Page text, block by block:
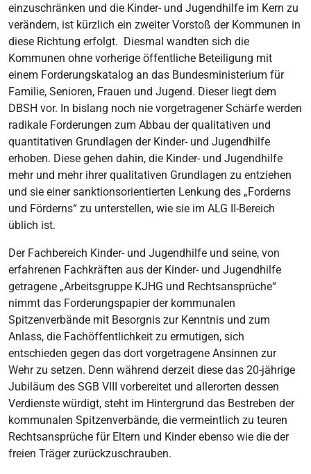
einzuschränken und die Kinder- und Jugendhilfe im Kern zu
verändern, ist kürzlich ein zweiter Vorstoß der Kommunen in
diese Richtung erfolgt. Diesmal wandten sich die
Kommunen ohne vorherige öffentliche Beteiligung mit
einem Forderungskatalog an das Bundesministerium für
Familie, Senioren, Frauen und Jugend. Dieser liegt dem
DBSH vor. In bislang noch nie vorgetragener Schärfe werden
radikale Forderungen zum Abbau der qualitativen und
quantitativen Grundlagen der Kinder- und Jugendhilfe
erhoben. Diese gehen dahin, die Kinder- und Jugendhilfe
mehr und mehr ihrer qualitativen Grundlagen zu entziehen
und sie einer sanktionsorientierten Lenkung des „Forderns
und Förderns“ zu unterstellen, wie sie im ALG II-Bereich
üblich ist.
Der Fachbereich Kinder- und Jugendhilfe und seine, von
erfahrenen Fachkräften aus der Kinder- und Jugendhilfe
getragene „Arbeitsgruppe KJHG und Rechtsansprüche“
nimmt das Forderungspapier der kommunalen
Spitzenverbände mit Besorgnis zur Kenntnis und zum
Anlass, die Fachöffentlichkeit zu ermutigen, sich
entschieden gegen das dort vorgetragene Ansinnen zur
Wehr zu setzen. Denn während derzeit diese das 20-jährige
Jubiläum des SGB VIII vorbereitet und allerorten dessen
Verdienste würdigt, steht im Hintergrund das Bestreben der
kommunalen Spitzenverbände, die vermeintlich zu teuren
Rechtsansprüche für Eltern und Kinder ebenso wie die der
freien Träger zurückzuschrauben.